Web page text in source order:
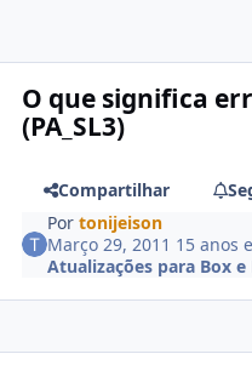
O que significa
(PA_SL3)
Compartilhar
Portonijeison
Março 29, 2011 15 anos
Atualizações para Box e